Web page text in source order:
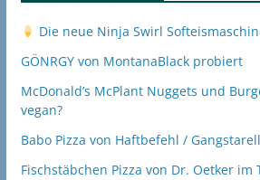
Die neue Ninja Swirl
GÖNRGY von MontanaBlack probiert
McDonald’s McPlant Nuggets und
vegan?
Babo Pizza von Haftbefehl /
Fischstäbchen Pizza von Dr. Oetker im